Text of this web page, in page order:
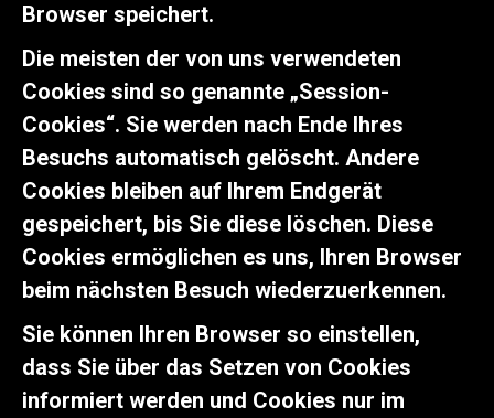
Browser speichert.
Die meisten der von uns verwendeten
Cookies sind so genannte „Session-
Cookies“. Sie werden nach Ende Ihres
Besuchs automatisch gelöscht. Andere
Cookies bleiben auf Ihrem Endgerät
gespeichert, bis Sie diese löschen. Diese
Cookies ermöglichen es uns, Ihren Browser
beim nächsten Besuch wiederzuerkennen.
Sie können Ihren Browser so einstellen,
dass Sie über das Setzen von Cookies
informiert werden und Cookies nur im